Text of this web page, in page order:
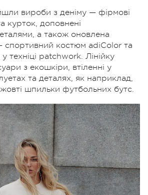
вироби з деніму — фірмові
курток, доповнені
а також оновлена
спортивний костюм adiColor та
техніці patchwork. Лінійку
з екошкіри, втіленні у
та деталях, як наприклад,
шпильки футбольних бутс.